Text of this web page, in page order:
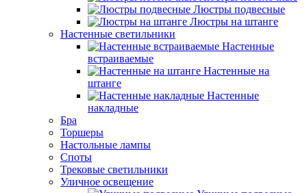
Люстры подвесные
Люстры на штанге
Настенные светильники
Настенные
встраиваемые
Настенные на
штанге
Настенные
накладные
Бра
Торшеры
Настольные лампы
Споты
Трековые светильники
Уличное освещение